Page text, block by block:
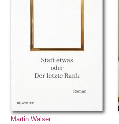
Martin Walser